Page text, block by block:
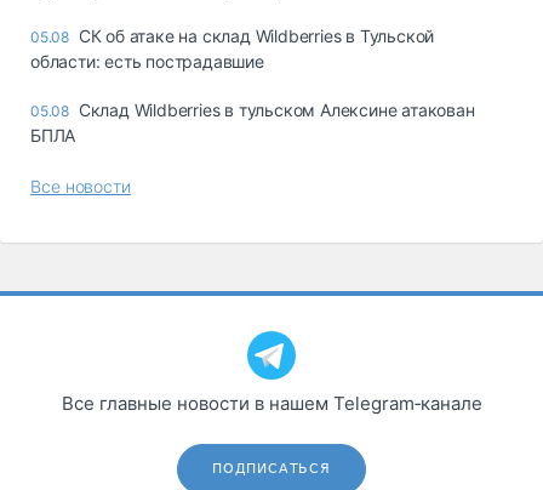
05.08 СК об атаке на склад Wildberries в Тульской
области: есть пострадавшие
05.08 Склад Wildberries в тульском Алексине атакован
БПЛА
Все новости
Все главные новости в нашем Telegram‑канале
ПОДПИСАТЬСЯ